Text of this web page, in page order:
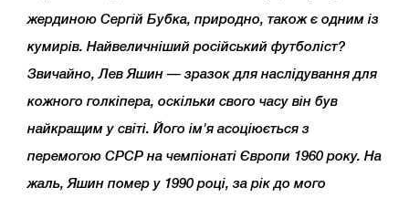
жердиною Сергій Бубка, природно, також є одним із
кумирів. Найвеличніший російський футболіст?
Звичайно, Лев Яшин — зразок для наслідування для
кожного голкіпера, оскільки свого часу він був
найкращим у світі. Його ім'я асоціюється з
перемогою СРСР на чемпіонаті Європи 1960 року. На
жаль, Яшин помер у 1990 році, за рік до мого